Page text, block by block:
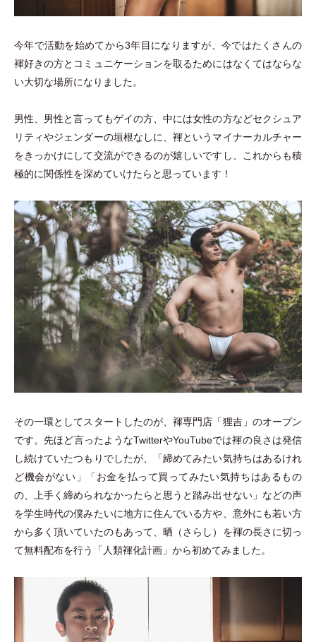
今年で活動を始めてから3年目になりますが、今ではたくさんの
褌好きの方とコミュニケーションを取るためにはなくてはならな
い大切な場所になりました。
男性、男性と言ってもゲイの方、中には女性の方などセクシュア
リティやジェンダーの垣根なしに、褌というマイナーカルチャー
をきっかけにして交流ができるのが嬉しいですし、これからも積
極的に関係性を深めていけたらと思っています！
その一環としてスタートしたのが、褌専門店 「狸吉」 のオープン
です。先ほど言ったようなTwitterやYouTubeでは褌の良さは発信
し続けていたつもりでしたが、
「締めてみたい気持ちはあるけれ
ど機会がない 」 「 お金を払って買ってみたい気持ちはあるもの
の、上手く締められなかったらと思うと踏み出せない」 などの声
を学生時代の僕みたいに地方に住んでいる方や、意外にも若い方
から多く頂いていたのもあって、晒 （さらし ） を褌の長さに切っ
て無料配布を行う
「 人類褌化計画 」 から初めてみました。